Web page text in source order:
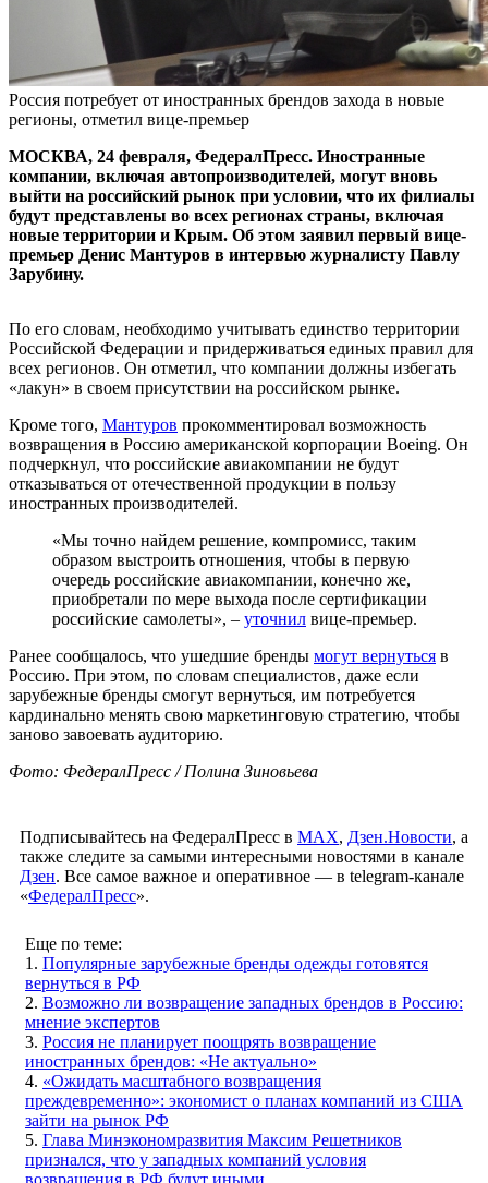
Россия потребует от иностранных брендов захода в новые
регионы, отметил вице-премьер
МОСКВА, 24 февраля, ФедералПресс. Иностранные
компании, включая автопроизводителей, могут вновь
выйти на российский рынок при условии, что их филиалы
будут представлены во всех регионах страны, включая
новые территории и Крым. Об этом заявил первый вице-
премьер Денис Мантуров в интервью журналисту Павлу
Зарубину.
По его словам, необходимо учитывать единство территории
Российской Федерации и придерживаться единых правил для
всех регионов. Он отметил, что компании должны избегать
«лакун» в своем присутствии на российском рынке.
Кроме того, Мантуров прокомментировал возможность
возвращения в Россию американской корпорации Boeing. Он
подчеркнул, что российские авиакомпании не будут
отказываться от отечественной продукции в пользу
иностранных производителей.
«Мы точно найдем решение, компромисс, таким
образом выстроить отношения, чтобы в первую
очередь российские авиакомпании, конечно же,
приобретали по мере выхода после сертификации
российские самолеты», – уточнил вице-премьер.
Ранее сообщалось, что ушедшие бренды могут вернуться в
Россию. При этом, по словам специалистов, даже если
зарубежные бренды смогут вернуться, им потребуется
кардинально менять свою маркетинговую стратегию, чтобы
заново завоевать аудиторию.
Фото: ФедералПресс / Полина Зиновьева
Подписывайтесь на ФедералПресс в МАХ, Дзен.Новости, а
также следите за самыми интересными новостями в канале
Дзен. Все самое важное и оперативное — в telegram-канале
«ФедералПресс».
Еще по теме:
1. Популярные зарубежные бренды одежды готовятся
вернуться в РФ
2. Возможно ли возвращение западных брендов в Россию:
мнение экспертов
3. Россия не планирует поощрять возвращение
иностранных брендов: «Не актуально»
4. «Ожидать масштабного возвращения
преждевременно»: экономист о планах компаний из США
зайти на рынок РФ
5. Глава Минэкономразвития Максим Решетников
признался, что у западных компаний условия
возвращения в РФ будут иными